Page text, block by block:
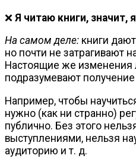
❌ Я читаю книги,
На самом деле: книги
но почти не затрагивают
Настоящие же изменения
подразумевают
Например, чтобы
нужно (как ни странно)
публично. Без этого
выступлениями, нельзя
аудиторию и т. д.